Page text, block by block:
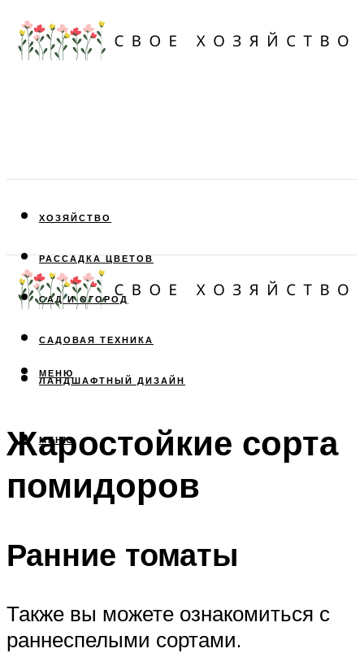
ХОЗЯЙСТВО
РАССАДКА ЦВЕТОВ
САД И ОГОРОД
САДОВАЯ ТЕХНИКА
ЛАНДШАФТНЫЙ ДИЗАЙН
МЕНЮ
МЕНЮ
Жаростойкие сорта
помидоров
Ранние томаты
Также вы можете ознакомиться с
раннеспелыми сортами.